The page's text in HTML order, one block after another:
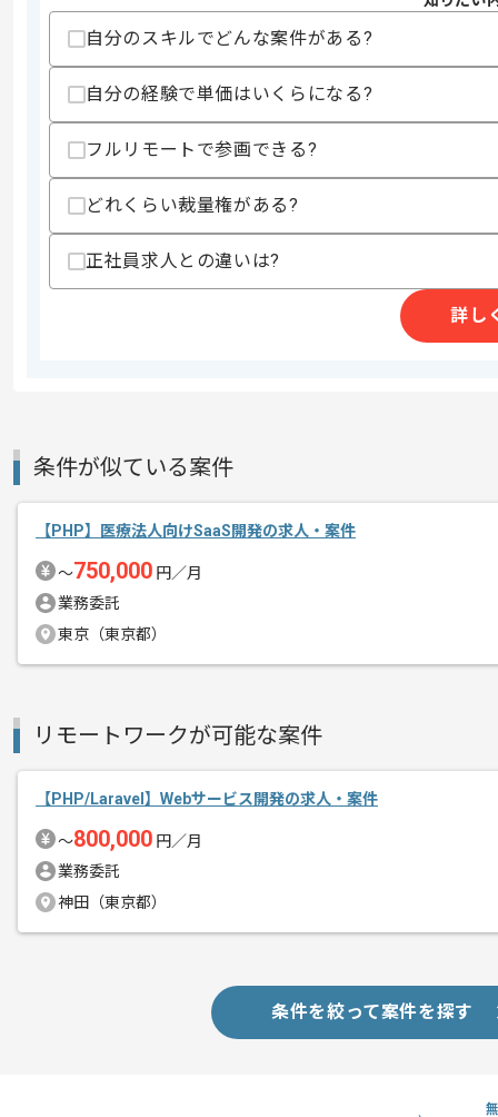
・詳細設計1人称で対応した経験
・Linux環境知見
・WindowsPC作業経験
歓迎スキル
スキルに不安がある方へ
上記に似た経験やスキルをお持ちであれば申
140時間〜180時間
その他募集要項
募集人数
エージェントからのコ
メント
複数案件を保有している企業ですので、
新しいアイディアや技術を積極的に導入
自分のスキルでどんな案件がある?
自分の経験で単価はいくらになる?
フルリモートで参画できる?
どれくらい裁量権がある?
正社員求人との違いは?
詳し
条件が似ている案件
【PHP】医療法人向けSaaS開発の求人・案件
〜750,000 円／月
業務委託
東京（東京都）
リモートワークが可能な案件
【PHP/Laravel】Webサービス開発の求人・案件
〜800,000 円／月
業務委託
神田（東京都）
条件を絞って案件を探す